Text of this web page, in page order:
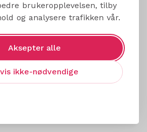
brukeropplevelsen, tilby
og analysere trafikken vår.
Aksepter alle
ikke-nødvendige